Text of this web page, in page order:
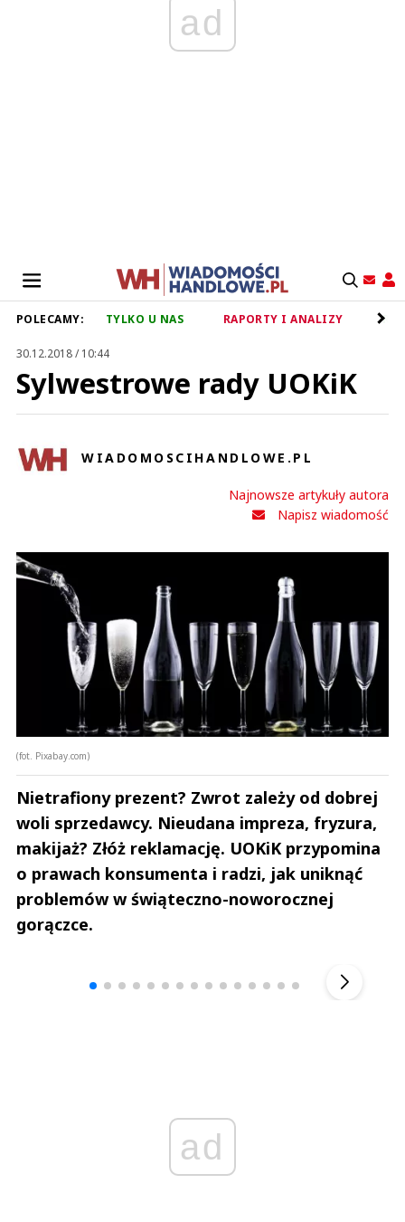
ad
POLECAMY: TYLKO U NAS RAPORTY I ANALIZY
30.12.2018 / 10:44
Sylwestrowe rady UOKiK
WIADOMOSCIHANDLOWE.PL
Najnowsze artykuły autora
Napisz wiadomość
(fot. Pixabay.com)
Nietrafiony prezent? Zwrot zależy od dobrej
woli sprzedawcy. Nieudana impreza, fryzura,
makijaż? Złóż reklamację. UOKiK przypomina
o prawach konsumenta i radzi, jak uniknąć
problemów w świąteczno-noworocznej
gorączce.
ad
Andrzej i Marta Sterniccy